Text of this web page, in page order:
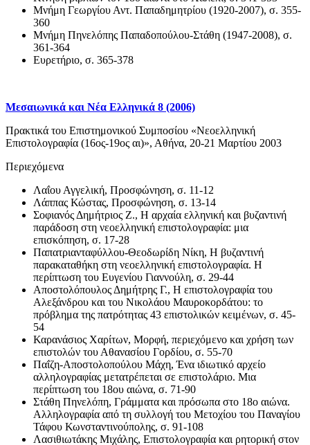
Μνήμη Γεωργίου Αντ. Παπαδημητρίου (1920-2007), σ. 355-
360
Μνήμη Πηνελόπης Παπαδοπούλου-Στάθη (1947-2008), σ.
361-364
Ευρετήριο, σ. 365-378
Μεσαιωνικά και Νέα Ελληνικά 8 (2006)
Πρακτικά του Επιστημονικού Συμποσίου «Νεοελληνική
Επιστολογραφία (16ος-19ος αι)», Αθήνα, 20-21 Μαρτίου 2003
Περιεχόμενα
Λαΐου Αγγελική, Προσφώνηση, σ. 11-12
Λάππας Κώστας, Προσφώνηση, σ. 13-14
Σοφιανός Δημήτριος Ζ., Η αρχαία ελληνική και βυζαντινή
παράδοση στη νεοελληνική επιστολογραφία: μια
επισκόπηση, σ. 17-28
Παπατριανταφύλλου-Θεοδωρίδη Νίκη, Η βυζαντινή
παρακαταθήκη στη νεοελληνική επιστολογραφία. Η
περίπτωση του Ευγενίου Γιαννούλη, σ. 29-44
Αποστολόπουλος Δημήτρης Γ., Η επιστολογραφία του
Αλεξάνδρου και του Νικολάου Μαυροκορδάτου: το
πρόβλημα της πατρότητας 43 επιστολικών κειμένων, σ. 45-
54
Καρανάσιος Χαρίτων, Μορφή, περιεχόμενο και χρήση των
επιστολών του Αθανασίου Γορδίου, σ. 55-70
Παΐζη-Αποστολοπούλου Μάχη, Ένα ιδιωτικό αρχείο
αλληλογραφίας μετατρέπεται σε επιστολάριο. Μια
περίπτωση του 18ου αιώνα, σ. 71-90
Στάθη Πηνελόπη, Γράμματα και πρόσωπα στο 18ο αιώνα.
Αλληλογραφία από τη συλλογή του Μετοχίου του Παναγίου
Τάφου Κωνσταντινούπολης, σ. 91-108
Λασιθιωτάκης Μιχάλης, Επιστολογραφία και ρητορική στον